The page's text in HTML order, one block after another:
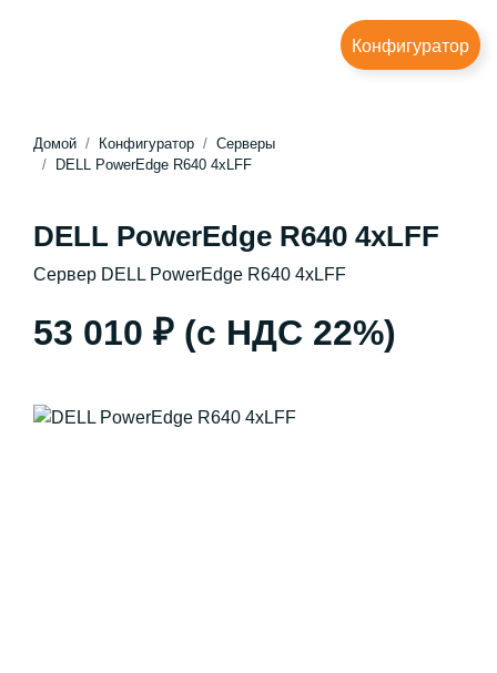
Конфигуратор
Домой Конфигуратор
Серверы
DELL PowerEdge R640 4xLFF
DELL PowerEdge R640 4xLFF
Сервер DELL PowerEdge R640 4xLFF
53 010 ₽ (с НДС 22%)